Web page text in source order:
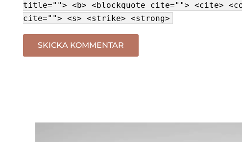
title=""> <b> <blockquote cite=""> <cite>
cite=""> <s> <strike> <strong>